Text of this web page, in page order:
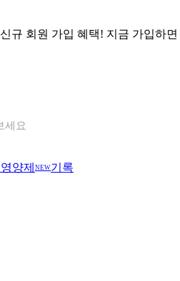
신규 회원 가입 혜택! 지금 가입하면
세요
영양제 NEW기록